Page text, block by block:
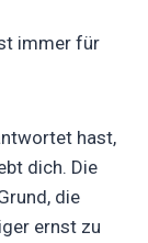
immer für
hast,
dich. Die
die
ernst zu